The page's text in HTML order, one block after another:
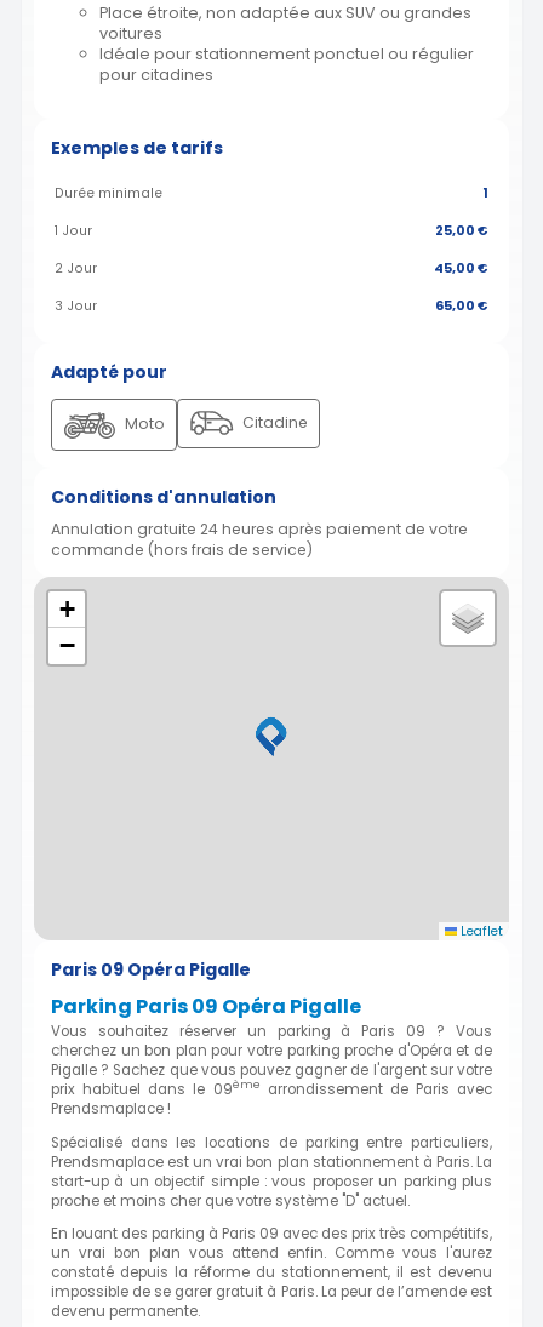
Place étroite, non adaptée aux SUV ou grandes
voitures
Idéale pour stationnement ponctuel ou régulier
pour citadines
Exemples de tarifs
Durée minimale 1
1 Jour 25,00 €
2 Jour 45,00 €
3 Jour 65,00 €
Adapté pour
Moto Citadine
Conditions d'annulation
Annulation gratuite 24 heures après paiement de votre
commande (hors frais de service)
+
−
Leaflet
Paris 09 Opéra Pigalle
Parking Paris 09 Opéra Pigalle
Vous souhaitez réserver un parking à Paris 09 ? Vous
cherchez un bon plan pour votre parking proche d'Opéra et de
Pigalle ? Sachez que vous pouvez gagner de l'argent sur votre
prix habituel dans le 09ème
arrondissement de Paris avec
Prendsmaplace !
Spécialisé dans les locations de parking entre particuliers,
Prendsmaplace est un vrai bon plan stationnement à Paris. La
start-up à un objectif simple : vous proposer un parking plus
proche et moins cher que votre système "D" actuel.
En louant des parking à Paris 09 avec des prix très compétitifs,
un vrai bon plan vous attend enfin. Comme vous l'aurez
constaté depuis la réforme du stationnement, il est devenu
impossible de se garer gratuit à Paris. La peur de l’amende est
devenu permanente.